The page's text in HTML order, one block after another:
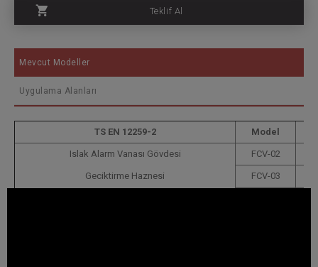
Teklif Al
Mevcut Modeller
Uygulama Alanları
TS EN 12259-2 Model
Islak Alarm Vanası Gövdesi
Geciktirme Haznesi
FCV-02
FCV-03